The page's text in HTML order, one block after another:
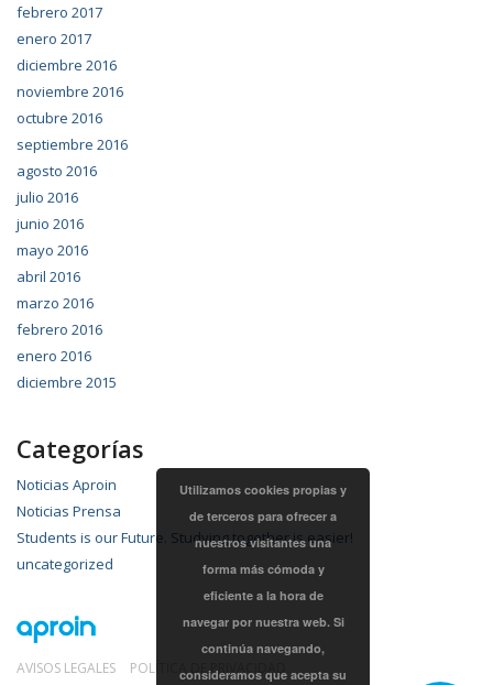
febrero 2017
enero 2017
diciembre 2016
noviembre 2016
octubre 2016
septiembre 2016
agosto 2016
julio 2016
junio 2016
mayo 2016
abril 2016
marzo 2016
febrero 2016
enero 2016
diciembre 2015
Categorías
Noticias Aproin
Noticias Prensa
Students is our Future. Studying together is easier!
uncategorized
AVISOS LEGALES POLÍTICA DE PRIVACIDAD
Utilizamos cookies propias y
de terceros para ofrecer a
nuestros visitantes una
forma más cómoda y
eficiente a la hora de
navegar por nuestra web. Si
continúa navegando,
consideramos que acepta su